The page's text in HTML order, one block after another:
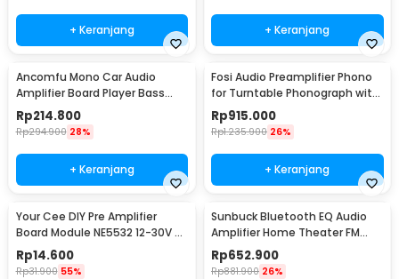
+ Keranjang + Keranjang
Ancomfu Mono Car Audio
Amplifier Board Player Bass
Subwoofer 12V 600W - FK-206
Rp214.800
Rp294.900 28%
+ Keranjang
Fosi Audio Preamplifier Phono
for Turntable Phonograph with
Tube - Box X2
Rp915.000
Rp1.235.900 26%
+ Keranjang
Your Cee DIY Pre Amplifier
Board Module NE5532 12-30V -
XH-A902
Rp14.600
Rp31.900 55%
Sunbuck Bluetooth EQ Audio
Amplifier Home Theater FM
2000W - TAV-6188BT
Rp652.900
Rp881.900 26%